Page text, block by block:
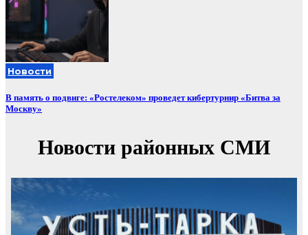
Новости
В память о подвиге: «Ростелеком» проведет кибертурнир «Битва за
Москву»